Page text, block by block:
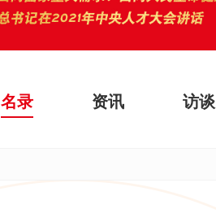
名录 资讯 访谈